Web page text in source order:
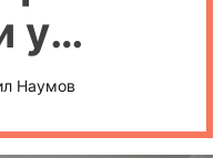
у
Наумов